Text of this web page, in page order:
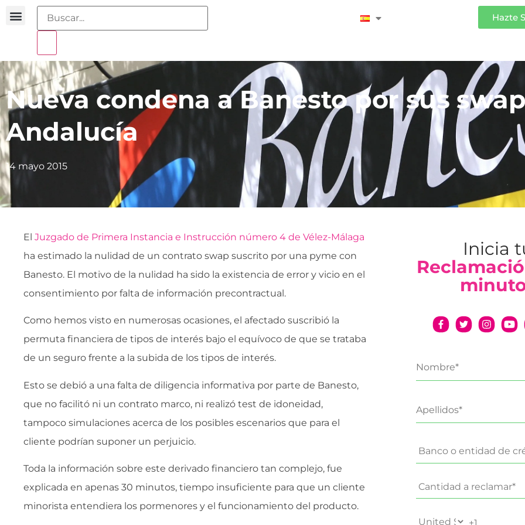
Hazte
Nueva condena a Banesto por sus
Andalucía
14 mayo 2015
El Juzgado de Primera Instancia e Instrucción número 4 de Vélez-Málaga
ha estimado la nulidad de un contrato swap suscrito por una pyme con
Banesto. El motivo de la nulidad ha sido la existencia de error y vicio en el
consentimiento por falta de información precontractual.
Como hemos visto en numerosas ocasiones, el afectado suscribió la
permuta financiera de tipos de interés bajo el equívoco de que se trataba
de un seguro frente a la subida de los tipos de interés.
Esto se debió a una falta de diligencia informativa por parte de Banesto,
que no facilitó ni un contrato marco, ni realizó test de idoneidad,
tampoco simulaciones acerca de los posibles escenarios que para el
cliente podrían suponer un perjuicio.
Toda la información sobre este derivado financiero tan complejo, fue
explicada en apenas 30 minutos, tiempo insuficiente para que un cliente
minorista entendiera los pormenores y el funcionamiento del producto.
Inicia